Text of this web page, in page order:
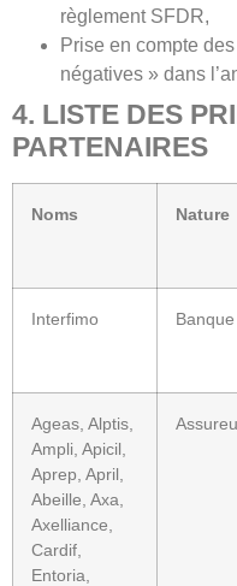
règlement SFDR,
Prise en compte
négatives » dans
4. LISTE DES
PARTENAIRES
Noms Nature
Interfimo Banque
Ageas, Alptis,
Ampli, Apicil,
Aprep, April,
Abeille, Axa,
Axelliance,
Cardif,
Entoria,